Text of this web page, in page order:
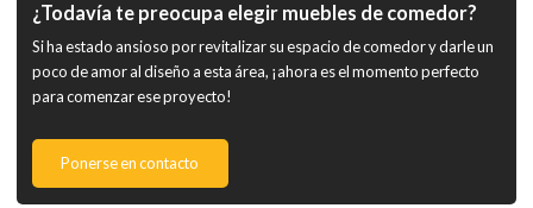
¿Todavía te preocupa elegir muebles de comedor?
Si ha estado ansioso por revitalizar su espacio de comedor y darle un
poco de amor al diseño a esta área, ¡ahora es el momento perfecto
para comenzar ese proyecto!
Ponerse en contacto